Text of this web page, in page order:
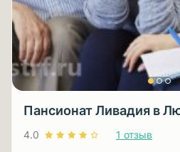
Пансионат Ливадия в
4.0 1 отзыв